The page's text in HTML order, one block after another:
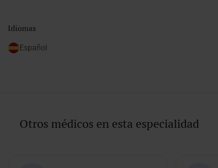
Idiomas
Español
Otros médicos en esta especialidad